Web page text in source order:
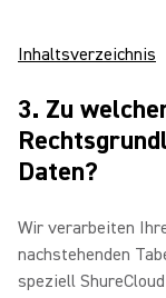
Inhaltsverzeichnis
3. Zu
Daten?
Wir verarbeiten
nachstehenden
speziell